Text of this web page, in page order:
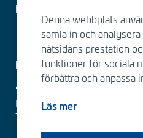
Faktureringsuppgifter
Kontakta oss
Sitowise
Katarinavägen 15, 4tr
116 45 Stockholm
Denna webbplats
samla in och
nätsidans prestation
funktioner för sociala
förbättra och anpassa
Läs mer